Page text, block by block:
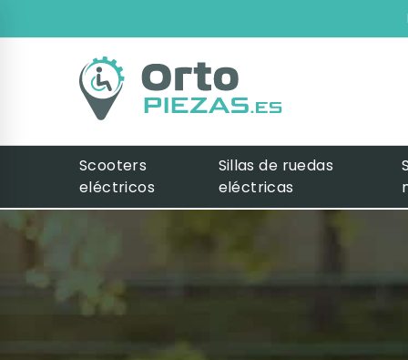
Scooters
eléctricos
Sillas de ruedas
eléctricas